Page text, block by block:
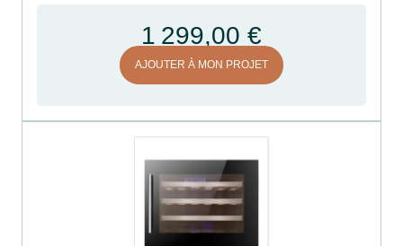
1 299,00 €
AJOUTER À MON PROJET